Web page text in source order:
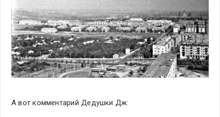
А вот комментарий Дедушки Дж: